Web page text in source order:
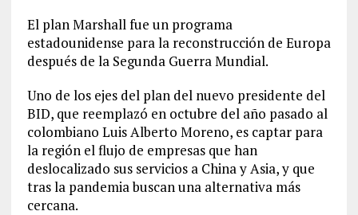
El plan Marshall fue un programa
estadounidense para la reconstrucción de Europa
después de la Segunda Guerra Mundial.
Uno de los ejes del plan del nuevo presidente del
BID, que reemplazó en octubre del año pasado al
colombiano Luis Alberto Moreno, es captar para
la región el flujo de empresas que han
deslocalizado sus servicios a China y Asia, y que
tras la pandemia buscan una alternativa más
cercana.